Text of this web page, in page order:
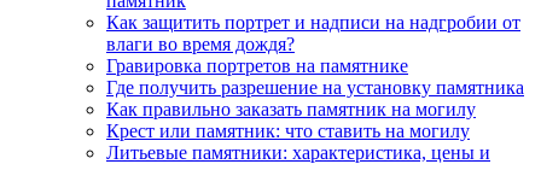
Как защитить портрет и надписи на надгробии от
влаги во время дождя?
Гравировка портретов на памятнике
Где получить разрешение на установку памятника
Как правильно заказать памятник на могилу
Крест или памятник: что ставить на могилу
Литьевые памятники: характеристика, цены и